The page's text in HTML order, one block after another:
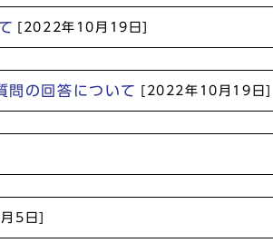
[2022年10月19日]
問の回答について [2022年10月19日]
5日]